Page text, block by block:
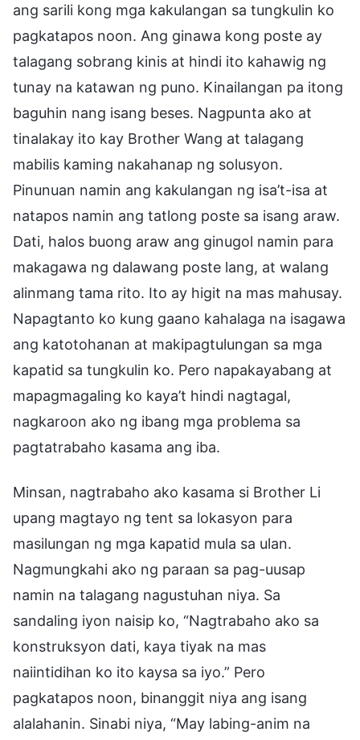
ang sarili kong mga kakulangan sa tungkulin ko
pagkatapos noon. Ang ginawa kong poste ay
talagang sobrang kinis at hindi ito kahawig ng
tunay na katawan ng puno. Kinailangan pa itong
baguhin nang isang beses. Nagpunta ako at
tinalakay ito kay Brother Wang at talagang
mabilis kaming nakahanap ng solusyon.
Pinunuan namin ang kakulangan ng isa’t-isa at
natapos namin ang tatlong poste sa isang araw.
Dati, halos buong araw ang ginugol namin para
makagawa ng dalawang poste lang, at walang
alinmang tama rito. Ito ay higit na mas mahusay.
Napagtanto ko kung gaano kahalaga na isagawa
ang katotohanan at makipagtulungan sa mga
kapatid sa tungkulin ko. Pero napakayabang at
mapagmagaling ko kaya’t hindi nagtagal,
nagkaroon ako ng ibang mga problema sa
pagtatrabaho kasama ang iba.
Minsan, nagtrabaho ako kasama si Brother Li
upang magtayo ng tent sa lokasyon para
masilungan ng mga kapatid mula sa ulan.
Nagmungkahi ako ng paraan sa pag-uusap
namin na talagang nagustuhan niya. Sa
sandaling iyon naisip ko, “Nagtrabaho ako sa
konstruksyon dati, kaya tiyak na mas
naiintidihan ko ito kaysa sa iyo.” Pero
pagkatapos noon, binanggit niya ang isang
alalahanin. Sinabi niya, “May labing-anim na